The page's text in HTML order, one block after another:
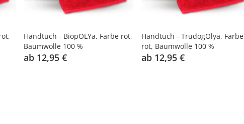
Handtuch - BiopOLYa, Farbe rot,
Baumwolle 100 %
ab 12,95 €
Handtuch - TrudogOlya, Farbe
rot, Baumwolle 100 %
ab 12,95 €